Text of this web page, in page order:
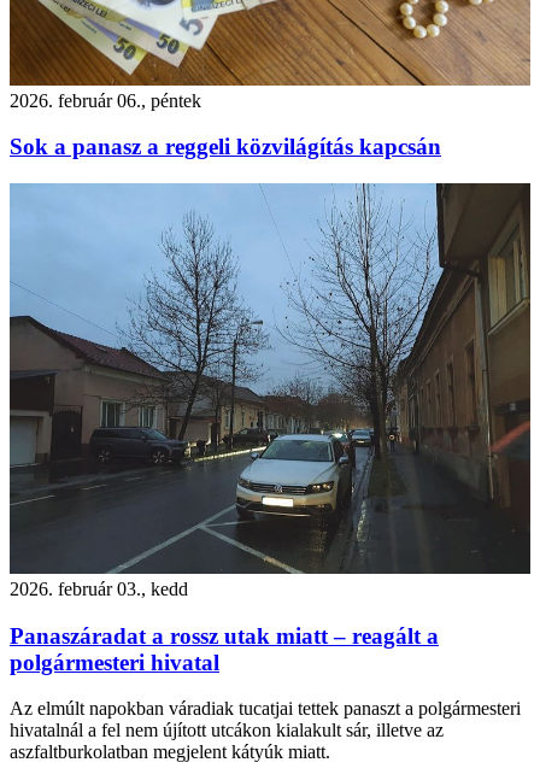
2026. február 06., péntek
Sok a panasz a reggeli közvilágítás kapcsán
2026. február 03., kedd
Panaszáradat a rossz utak miatt – reagált a
polgármesteri hivatal
Az elmúlt napokban váradiak tucatjai tettek panaszt a polgármesteri
hivatalnál a fel nem újított utcákon kialakult sár, illetve az
aszfaltburkolatban megjelent kátyúk miatt.